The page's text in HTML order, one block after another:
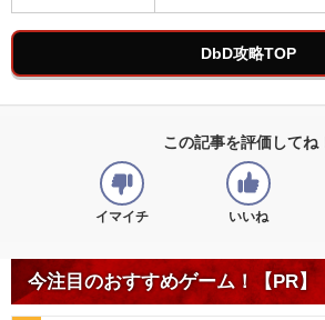
DbD攻略TOP
この記事を評価してね
イマイチ いいね
今注目のおすすめゲーム！【PR】